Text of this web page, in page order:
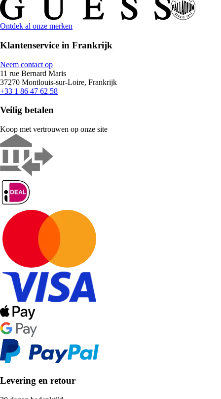
Ontdek al onze merken
Klantenservice in Frankrijk
Neem contact op
11 rue Bernard Maris
37270 Montlouis-sur-Loire, Frankrijk
+33 1 86 47 62 58
Veilig betalen
Koop met vertrouwen op onze site
Levering en retour